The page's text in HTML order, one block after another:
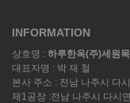
INFORMATION
상호명 : 하루한옥(주)세원
대표자명 : 박 재 철
본사 주소 : 전남 나주시 다
제1공장 :전남 나주시 다시